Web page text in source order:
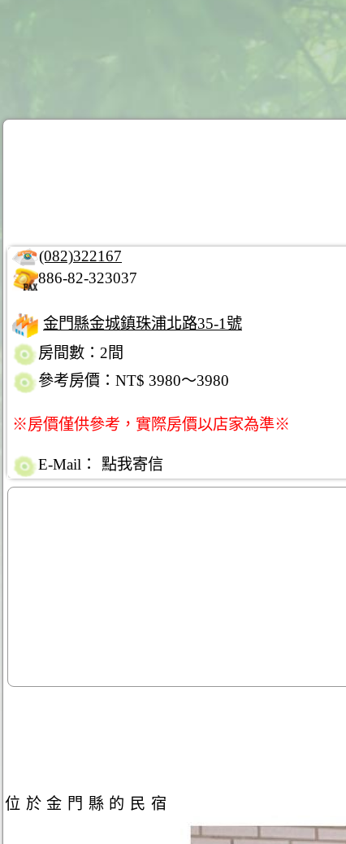
(082)322167
886-82-323037
金門縣金城鎮珠浦北路35-1號
房間數：2間
參考房價：NT$ 3980～3980
※房價僅供參考，實際房價以店家為準※
E-Mail： 點我寄信
位於金門縣的民宿